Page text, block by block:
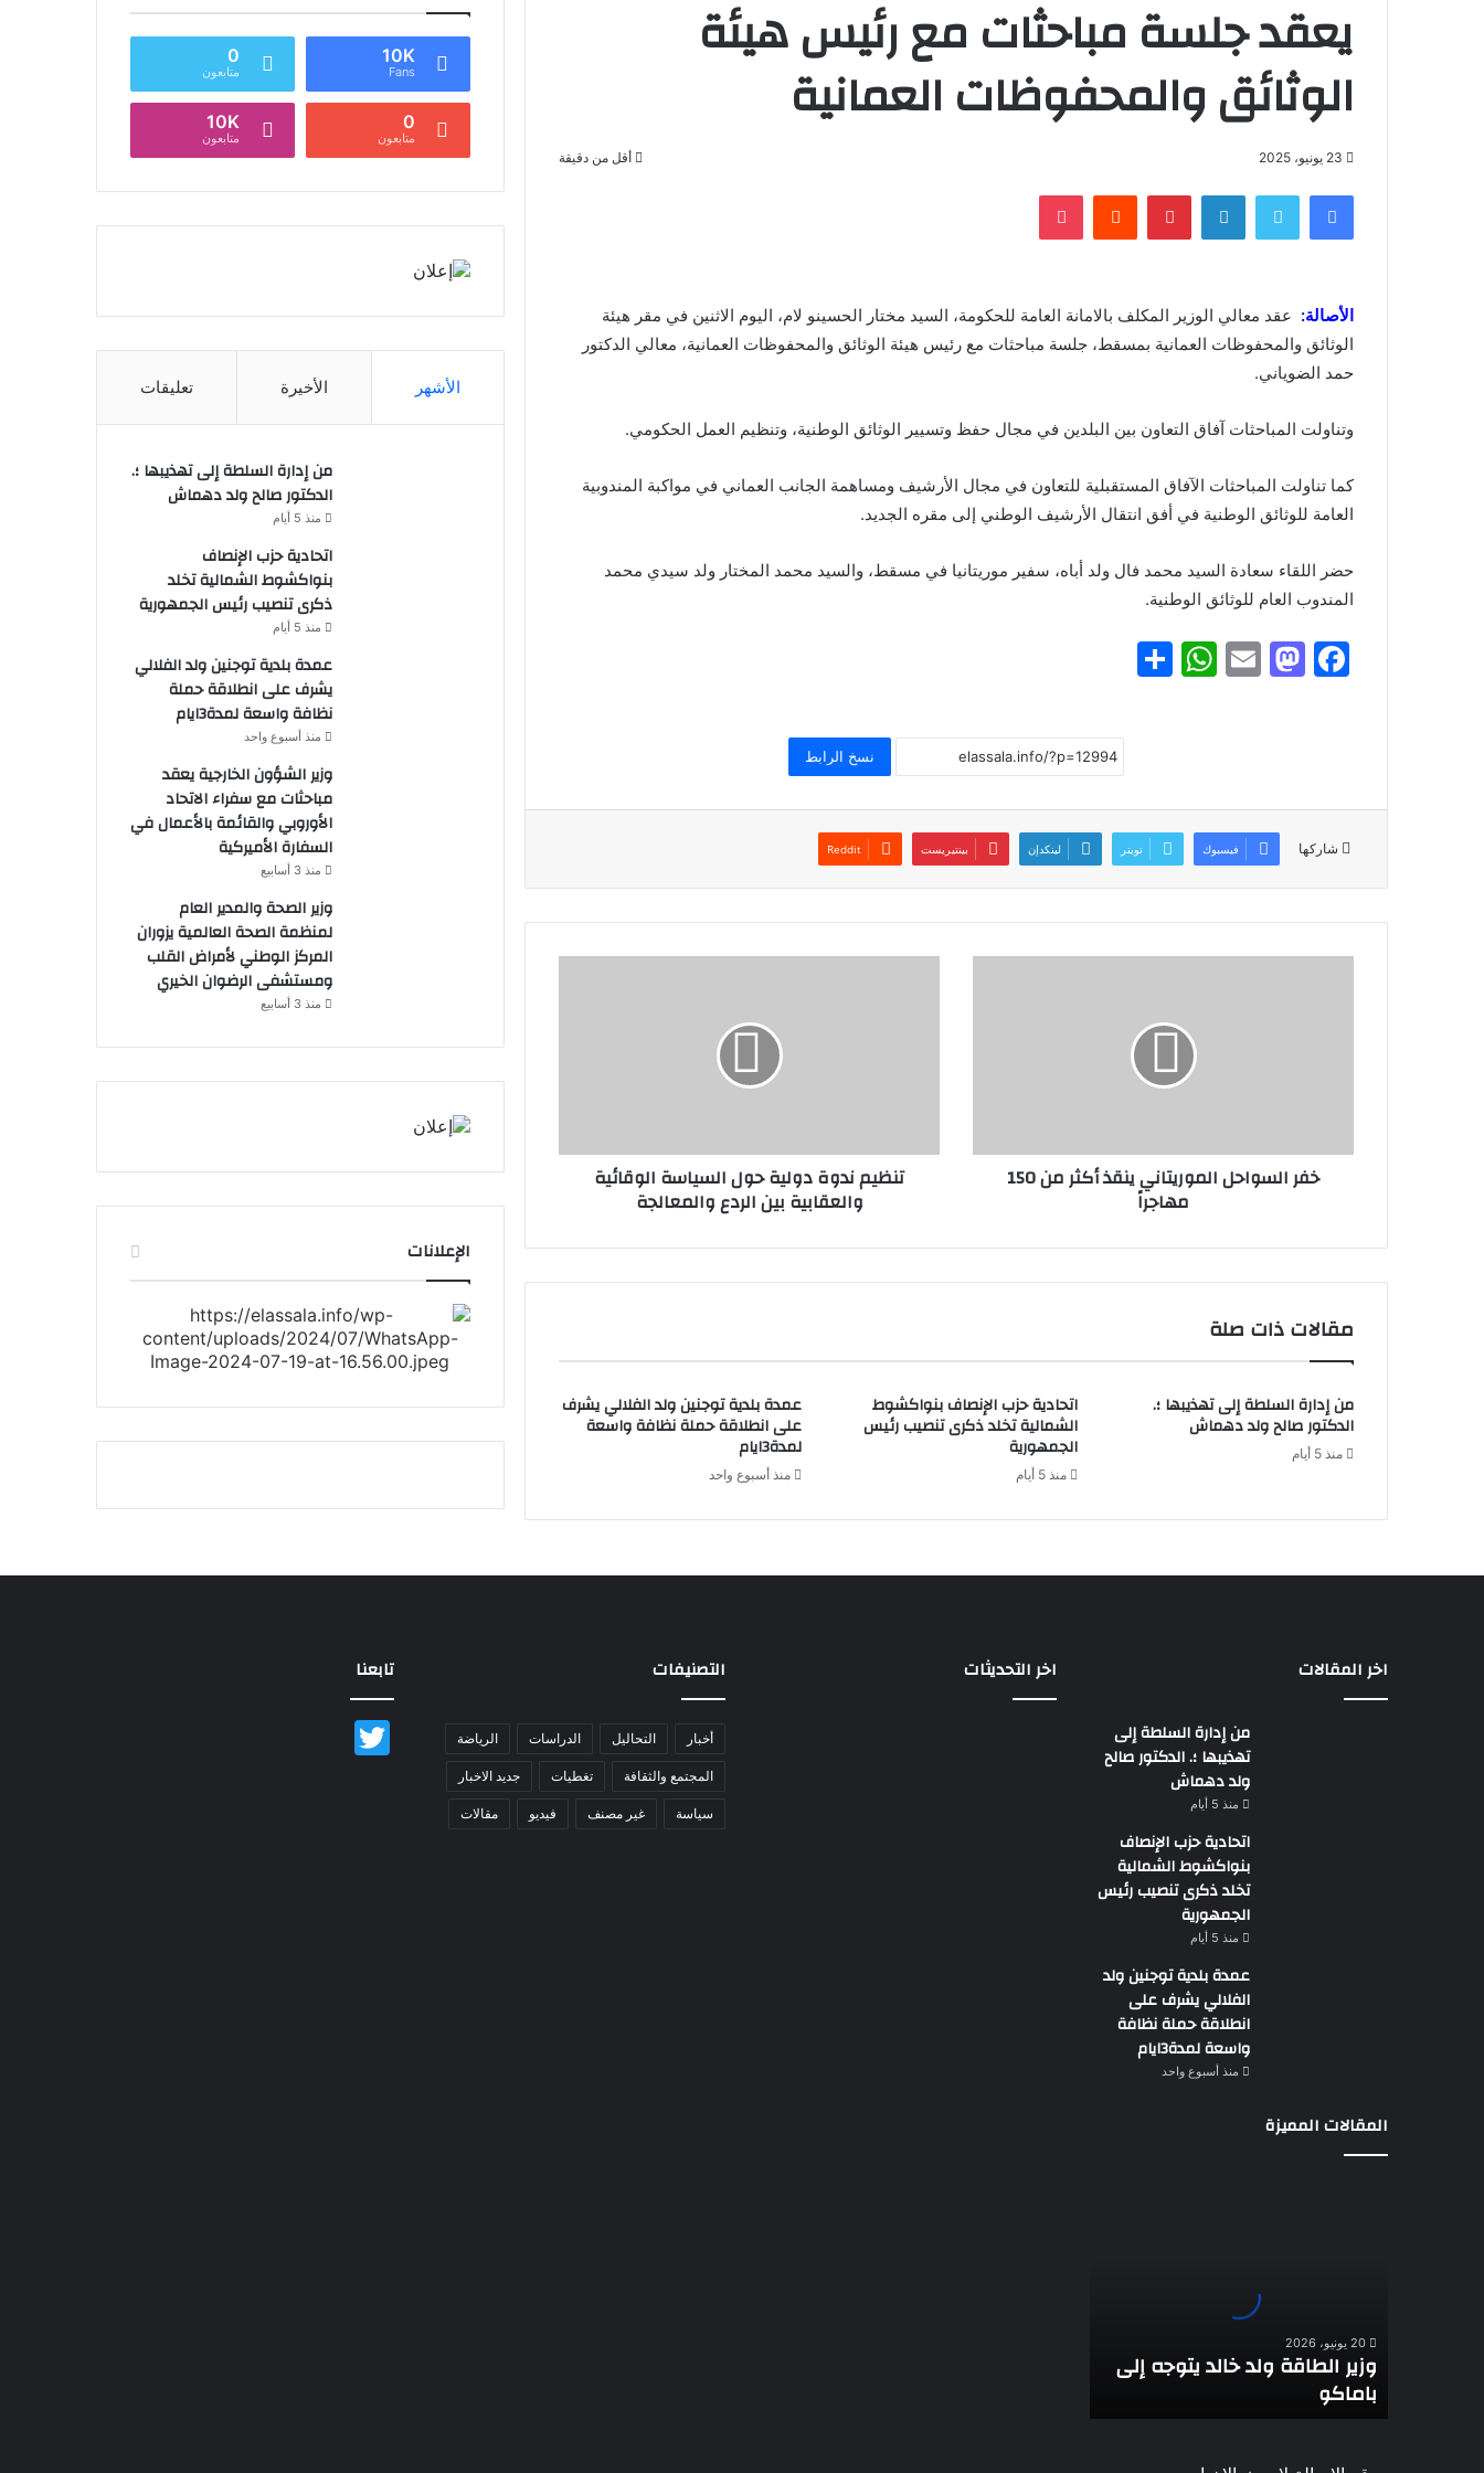
يعقد جلسة مباحثات مع رئيس هيئة
الوثائق والمحفوظات العمانية
23 يونيو، 2025 أقل من دقيقة
فيسبوك لينكدإن بينتيريست
الأصالة: عقد معالي الوزير المكلف بالامانة العامة للحكومة، السيد مختار الحسينو لام، اليوم الاثنين في مقر هيئة
الوثائق والمحفوظات العمانية بمسقط، جلسة مباحثات مع رئيس هيئة الوثائق والمحفوظات العمانية، معالي الدكتور
حمد الضوياني.
وتناولت المباحثات آفاق التعاون بين البلدين في مجال حفظ وتسيير الوثائق الوطنية، وتنظيم العمل الحكومي.
كما تناولت المباحثات الآفاق المستقبلية للتعاون في مجال الأرشيف ومساهمة الجانب العماني في مواكبة المندوبية
العامة للوثائق الوطنية في أفق انتقال الأرشيف الوطني إلى مقره الجديد.
حضر اللقاء سعادة السيد محمد فال ولد أباه، سفير موريتانيا في مسقط، والسيد محمد المختار ولد سيدي محمد
المندوب العام للوثائق الوطنية.
F
b
o
o
M
d
o
n
E
W
A
p
p
ar
e
نسخ الرابط
شاركها فيسبوك تويتر لينكدإن بينتيريست
خفر السواحل الموريتاني ينقذ أكثر من 150
مهاجراً
تنظيم ندوة دولية حول السياسة الوقائية
والعقابية بين الردع والمعالجة
مقالات ذات صلة
من إدارة السلطة إلى تهذيبها ؛.
الدكتور صالح ولد دهماش
منذ 5 أيام
اتحادية حزب الإنصاف بنواكشوط
الشمالية تخلد ذكرى تنصيب رئيس
الجمهورية
منذ 5 أيام
عمدة بلدية توجنين ولد الفلالي يشرف
على انطلاقة حملة نظافة واسعة
لمدة3ايام
منذ أسبوع واحد
10K
Fans
0
متابعون
0
متابعون
10K
متابعون
الأشهر الأخيرة تعليقات
من إدارة السلطة إلى تهذيبها ؛.
الدكتور صالح ولد دهماش
منذ 5 أيام
اتحادية حزب الإنصاف
بنواكشوط الشمالية تخلد
ذكرى تنصيب رئيس الجمهورية
منذ 5 أيام
عمدة بلدية توجنين ولد الفلالي
يشرف على انطلاقة حملة
نظافة واسعة لمدة3ايام
منذ أسبوع واحد
وزير الشؤون الخارجية يعقد
مباحثات مع سفراء الاتحاد
الأوروبي والقائمة بالأعمال في
السفارة الأميركية
منذ 3 أسابيع
وزير الصحة والمدير العام
لمنظمة الصحة العالمية يزوران
المركز الوطني لأمراض القلب
ومستشفى الرضوان الخيري
منذ 3 أسابيع
الإعلانات
اخر المقالات
من إدارة السلطة إلى
تهذيبها ؛. الدكتور صالح
ولد دهماش
منذ 5 أيام
اتحادية حزب الإنصاف
بنواكشوط الشمالية
تخلد ذكرى تنصيب رئيس
الجمهورية
منذ 5 أيام
عمدة بلدية توجنين ولد
الفلالي يشرف على
انطلاقة حملة نظافة
واسعة لمدة3ايام
منذ أسبوع واحد
المقالات المميزة
20 يونيو، 2026
وزير الطاقة ولد خالد يتوجه إلى
باماكو
اخر التحديثات التصنيفات
أخبار التحاليل الدراسات الرياضة
المجتمع والثقافة تغطيات جديد الاخبار
سياسة غير مصنف فيديو مقالات
تابعنا